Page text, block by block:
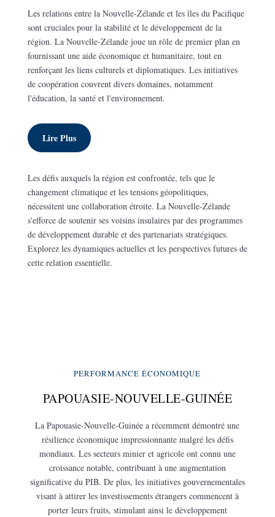
Les relations entre la Nouvelle-Zélande et les îles du Pacifique
sont cruciales pour la stabilité et le développement de la
région. La Nouvelle-Zélande joue un rôle de premier plan en
fournissant une aide économique et humanitaire, tout en
renforçant les liens culturels et diplomatiques. Les initiatives
de coopération couvrent divers domaines, notamment
l'éducation, la santé et l'environnement.
Lire Plus
Les défis auxquels la région est confrontée, tels que le
changement climatique et les tensions géopolitiques,
nécessitent une collaboration étroite. La Nouvelle-Zélande
s'efforce de soutenir ses voisins insulaires par des programmes
de développement durable et des partenariats stratégiques.
Explorez les dynamiques actuelles et les perspectives futures de
cette relation essentielle.
PERFORMANCE ÉCONOMIQUE
PAPOUASIE-NOUVELLE-GUINÉE
La Papouasie-Nouvelle-Guinée a récemment démontré une
résilience économique impressionnante malgré les défis
mondiaux. Les secteurs minier et agricole ont connu une
croissance notable, contribuant à une augmentation
significative du PIB. De plus, les initiatives gouvernementales
visant à attirer les investissements étrangers commencent à
porter leurs fruits, stimulant ainsi le développement